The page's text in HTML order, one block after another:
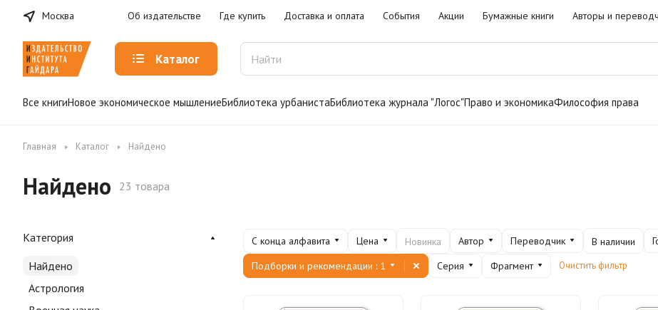
Москва Об издательстве Где купить Доставка и оплата События Акции Бумажные книги Авторы и
Каталог
Все книгиНовое экономическое мышлениеБиблиотека урбанистаБиблиотека журнала "Логос"Право и экономикаФилософия права
Главная Каталог Найдено
Найдено 23 товара
С конца алфавита Цена Новинка Автор Переводчик В наличии
Подборки и рекомендации : 1 Серия Фрагмент Очистить фильтр
Категория
Найдено
Астрология